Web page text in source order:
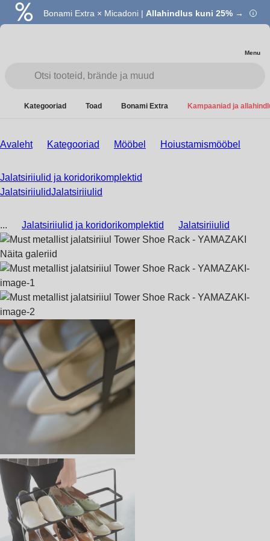
Bonami Extra × Micadoni | Allahindlus kuni 25% →
Menu
Kategooriad Toad Bonami Extra Kampaaniad ja
Avaleht Kategooriad Mööbel Hoiustamismööbel
Jalatsiriiulid ja koridorikomplektid
JalatsiriiulidJalatsiriiulid
... Jalatsiriiulid ja koridorikomplektid Jalatsiriiulid
Näita galeriid